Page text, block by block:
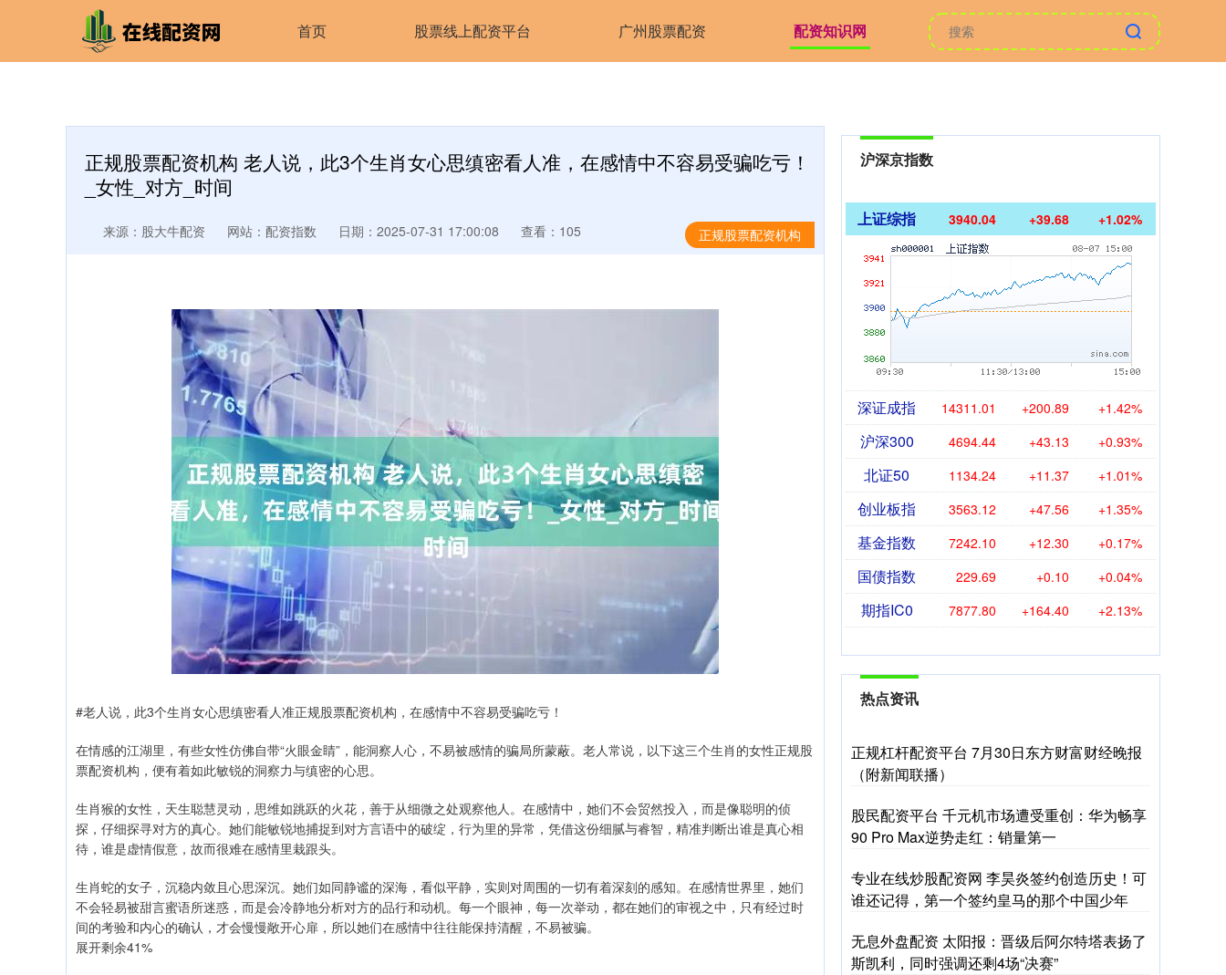
首页 股票线上配资平台 广州股票配资 配资知识网
正规股票配资机构 老人说，此3个生肖女心思缜密看人准，在感情中不容易受骗吃亏！
_女性_对方_时间
正规股票配资机构
来源：股大牛配资 网站：配资指数 日期：2025-07-31 17:00:08 查看：105
#老人说，此3个生肖女心思缜密看人准正规股票配资机构，在感情中不容易受骗吃亏！
在情感的江湖里，有些女性仿佛自带“火眼金睛”，能洞察人心，不易被感情的骗局所蒙蔽。老人常说，以下这三个生肖的女性正规股
票配资机构，便有着如此敏锐的洞察力与缜密的心思。
生肖猴的女性，天生聪慧灵动，思维如跳跃的火花，善于从细微之处观察他人。在感情中，她们不会贸然投入，而是像聪明的侦
探，仔细探寻对方的真心。她们能敏锐地捕捉到对方言语中的破绽，行为里的异常，凭借这份细腻与睿智，精准判断出谁是真心相
待，谁是虚情假意，故而很难在感情里栽跟头。
生肖蛇的女子，沉稳内敛且心思深沉。她们如同静谧的深海，看似平静，实则对周围的一切有着深刻的感知。在感情世界里，她们
不会轻易被甜言蜜语所迷惑，而是会冷静地分析对方的品行和动机。每一个眼神，每一次举动，都在她们的审视之中，只有经过时
间的考验和内心的确认，才会慢慢敞开心扉，所以她们在感情中往往能保持清醒，不易被骗。
展开剩余41%
沪深京指数
上证综指 3940.04 +39.68 +1.02%
深证成指 14311.01 +200.89 +1.42%
沪深300 4694.44 +43.13 +0.93%
北证50 1134.24 +11.37 +1.01%
创业板指 3563.12 +47.56 +1.35%
基金指数 7242.10 +12.30 +0.17%
国债指数 229.69 +0.10 +0.04%
期指IC0 7877.80 +164.40 +2.13%
热点资讯
正规杠杆配资平台 7月30日东方财富财经晚报
（附新闻联播）
股民配资平台 千元机市场遭受重创：华为畅享
90 Pro Max逆势走红：销量第一
专业在线炒股配资网 李昊炎签约创造历史！可
谁还记得，第一个签约皇马的那个中国少年
无息外盘配资 太阳报：晋级后阿尔特塔表扬了
斯凯利，同时强调还剩4场“决赛”